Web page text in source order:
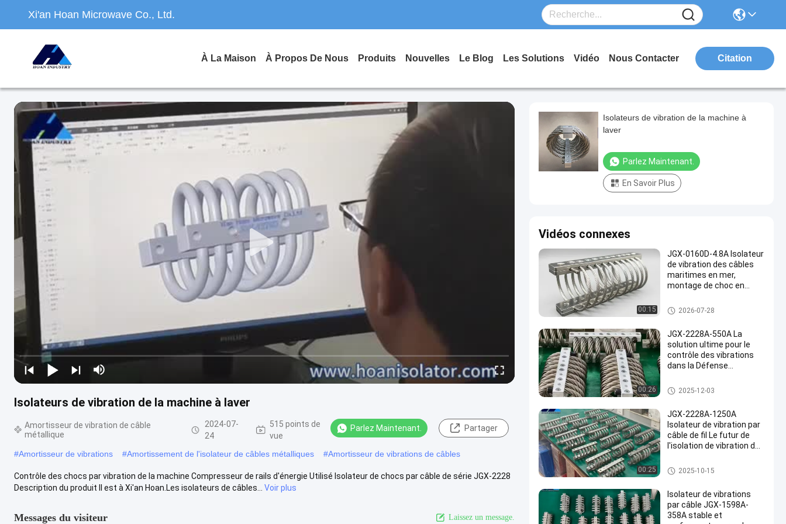
Xi'an Hoan Microwave Co., Ltd.
À La Maison À Propos De Nous Produits Nouvelles Le Blog Les Solutions Vidéo Nous Contacter Citation
Isolateurs de vibration de la machine à laver
Amortisseur de vibration de câble
métallique
2024-07-
24
515 points de
vue
Parlez Maintenant. Partager
#Amortisseur de vibrations #Amortissement de l'isolateur de câbles métalliques #Amortisseur de vibrations de câbles
Contrôle des chocs par vibration de la machine Compresseur de rails d'énergie Utilisé Isolateur de chocs par câble de série JGX-2228
Description du produit Il est à Xi'an Hoan.Les isolateurs de câbles...
Voir plus
Messages du visiteur Laissez un message.
Isolateurs de vibration de la machine à
laver
Parlez Maintenant.
En Savoir Plus
Vidéos connexes
00:15
JGX-0160D-4.8A Isolateur
de vibration des câbles
maritimes en mer,
montage de choc en
maintenance
Amortisseur de vibration de câ
ble métallique
2026-07-28
00:26
JGX-2228A-550A La
solution ultime pour le
contrôle des vibrations
dans la Défense
industrielle de pointe
Amortisseur de vibration de câ
ble métallique
2025-12-03
00:25
JGX-2228A-1250A
Isolateur de vibration par
câble de fil Le futur de
l'isolation de vibration des
Amortisseur de vibration de câ
ble métallique
2025-10-15
Isolateur de vibrations
par câble JGX-1598A-
358A stable et